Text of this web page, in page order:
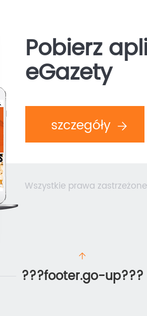
Pobierz
eGazety
szczegóły
Wszystkie prawa
???footer.go-up???